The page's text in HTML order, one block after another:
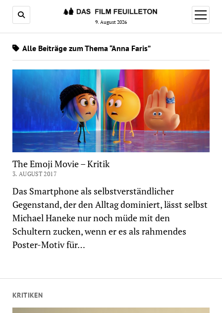
9. August 2026
Menü
öffnen
KRITIKEN
Alle Beiträge zum Thema “Anna Faris”
The Emoji Movie – Kritik
3. AUGUST 2017
Das Smartphone als selbstverständlicher
Gegenstand, der den Alltag dominiert, lässt selbst
Michael Haneke nur noch müde mit den
Schultern zucken, wenn er es als rahmendes
Poster-Motiv für…